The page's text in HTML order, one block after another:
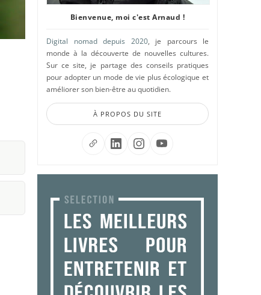
Bienvenue, moi c'est Arnaud !
Digital nomad depuis 2020, je parcours le
monde à la découverte de nouvelles cultures.
Sur ce site, je partage des conseils pratiques
pour adopter un mode de vie plus écologique et
améliorer son bien-être au quotidien.
À PROPOS DU SITE